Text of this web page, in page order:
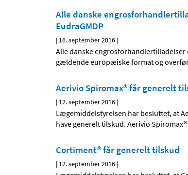
Alle danske
EudraGMDP
| 16. september 2016 |
Alle danske
gældende europæiske format og
Aerivio Spiromax® får generelt
| 12. september 2016 |
Lægemiddelstyrelsen har besluttet, at
have generelt tilskud. Aerivio
Cortiment® får generelt tilskud
| 12. september 2016 |